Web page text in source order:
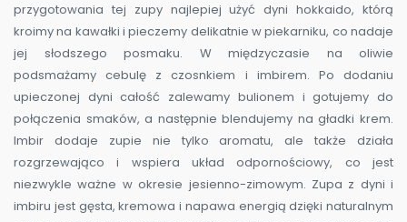
przygotowania tej zupy najlepiej użyć dyni hokkaido, którą
kroimy na kawałki i pieczemy delikatnie w piekarniku, co nadaje
jej słodszego posmaku. W międzyczasie na oliwie
podsmażamy cebulę z czosnkiem i imbirem. Po dodaniu
upieczonej dyni całość zalewamy bulionem i gotujemy do
połączenia smaków, a następnie blendujemy na gładki krem.
Imbir dodaje zupie nie tylko aromatu, ale także działa
rozgrzewająco i wspiera układ odpornościowy, co jest
niezwykle ważne w okresie jesienno-zimowym. Zupa z dyni i
imbiru jest gęsta, kremowa i napawa energią dzięki naturalnym